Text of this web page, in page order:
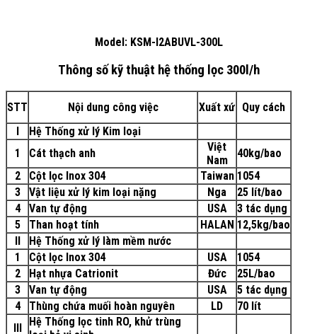
Model: KSM-I2ABUVL-300L
Thông số kỹ thuật hệ thống lọc 300l/h
STT Nội dung công việc Xuất xứ Quy cách
Hệ Thống xử lý Kim loại
1
Cát thạch anh
Việt
Nam
40kg/bao
2
Cột lọc Inox 304 Taiwan 1054
3
Vật liệu xử lý kim loại nặng Nga
25 lít/bao
4
Van tự động USA
3 tác dụng
5
Than hoạt tính HALAN 12,5kg/bao
Hệ Thống xử lý làm mềm nước
1
Cột lọc Inox 304 USA
1054
2
Hạt nhựa Catrionit Đức
25L/bao
3
Van tự động USA
5 tác dụng
4
Thùng chứa muối hoàn nguyên LD
70 lít
Hệ Thống lọc tinh RO, khử trùng